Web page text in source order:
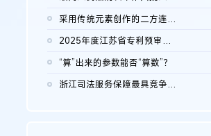
采用传统元素创作的二方连续装饰图案作品的独创性及侵权对比认定
2025年度江苏省专利预审典型案例
“算”出来的参数能否“算数”？
浙江司法服务保障最具竞争力营商环境建设典型案例（第二批）含侵...